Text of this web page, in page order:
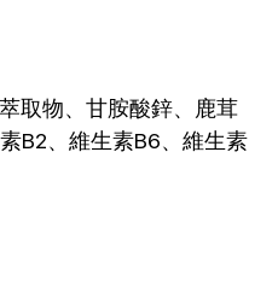
取物、甘胺酸鋅、鹿茸
B2、維生素B6、維生素